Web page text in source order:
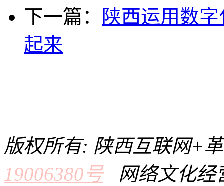
下一篇：
陕西运用数
起来
版权所有: 陕西互联网+
19006380号网络文化经